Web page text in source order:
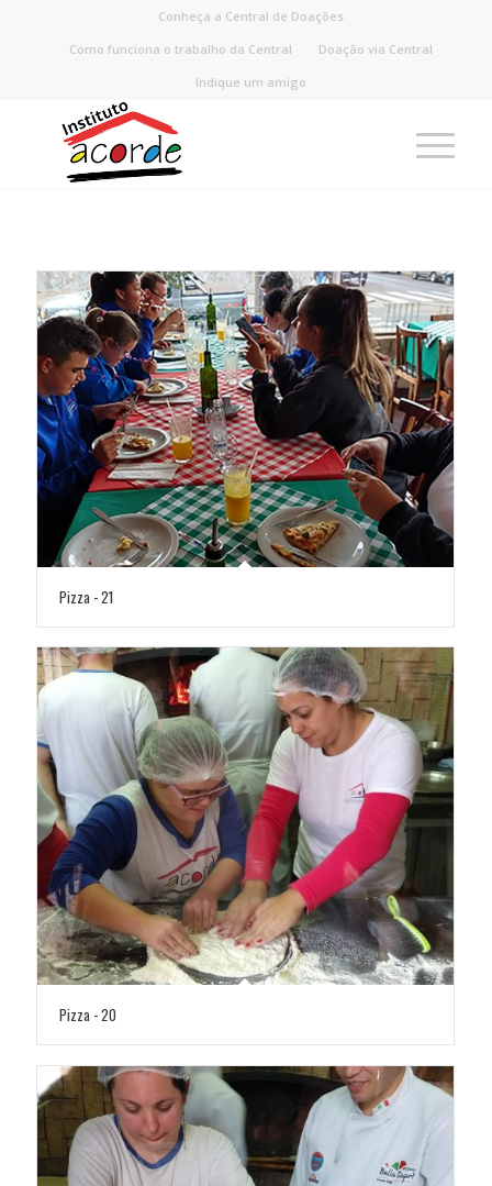
Conheça a Central de Doações
Como funciona o trabalho da Central
Doação via Central
Indique um amigo
Pizza - 21
Pizza - 20